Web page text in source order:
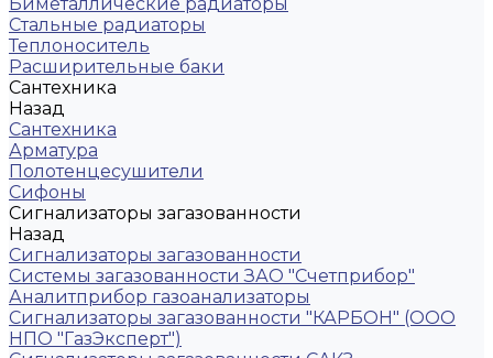
Стальные радиаторы
Теплоноситель
Расширительные баки
Сантехника
Назад
Сантехника
Арматура
Полотенцесушители
Сифоны
Сигнализаторы загазованности
Назад
Сигнализаторы загазованности
Системы загазованности ЗАО "Счетприбор"
Аналитприбор газоанализаторы
Сигнализаторы загазованности "КАРБОН" (ООО
НПО "ГазЭксперт")